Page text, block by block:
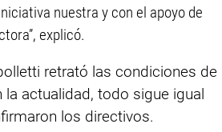
nuestra y con el apoyo de
explicó.